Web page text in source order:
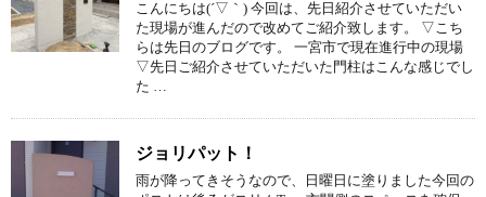
こんにちは(´▽｀) 今回は、先日紹介させていただい
た現場が進んだので改めてご紹介致します。 ▽こち
らは先日のブログです。 一宮市で現在進行中の現場
▽先日ご紹介させていただいた門柱はこんな感じでし
た …
ジョリパット！
雨が降ってきそうなので、日曜日に塗りました今回の